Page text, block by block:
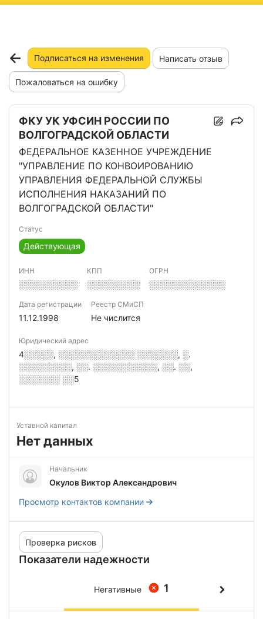
Подписаться на изменения Написать отзыв
Пожаловаться на ошибку
ФКУ УК УФСИН РОССИИ ПО
ВОЛГОГРАДСКОЙ ОБЛАСТИ
ФЕДЕРАЛЬНОЕ КАЗЕННОЕ УЧРЕЖДЕНИЕ
"УПРАВЛЕНИЕ ПО КОНВОИРОВАНИЮ
УПРАВЛЕНИЯ ФЕДЕРАЛЬНОЙ СЛУЖБЫ
ИСПОЛНЕНИЯ НАКАЗАНИЙ ПО
ВОЛГОГРАДСКОЙ ОБЛАСТИ"
Статус
Действующая
ИНН
░░░░░░░░░░
КПП
░░░░░░░░░
ОГРН
░░░░░░░░░░░░░
Дата регистрации
11.12.1998
Реестр СМиСП
Не числится
Юридический адрес
4░░░░░, ░░░░░░░░░░░░░ ░░░░░░░, ░.
░░░░░░░░░, ░░. ░░░░░░░░░░░, ░░. ░░,
░░░░░░░ ░░5
Уставной капитал
Нет данных
Начальник
Окулов Виктор Александрович
Просмотр контактов компании
Показатели надежности
Проверка рисков
1
Негативные